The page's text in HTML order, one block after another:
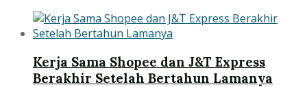
Kerja Sama Shopee dan J&T Express
Berakhir Setelah Bertahun Lamanya